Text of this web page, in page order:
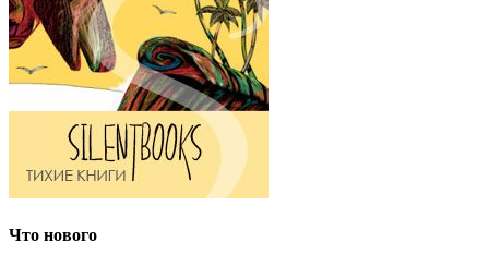
Что нового